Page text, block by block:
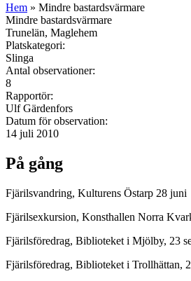
Hem » Mindre bastardsvärmare
Mindre bastardsvärmare
Trunelän, Maglehem
Platskategori:
Slinga
Antal observationer:
8
Rapportör:
Ulf Gärdenfors
Datum för observation:
14 juli 2010
På gång
Fjärilsvandring, Kulturens Östarp 28 juni
Fjärilsexkursion, Konsthallen Norra
Fjärilsföredrag, Biblioteket i Mjölby, 23
Fjärilsföredrag, Biblioteket i Trollhättan,